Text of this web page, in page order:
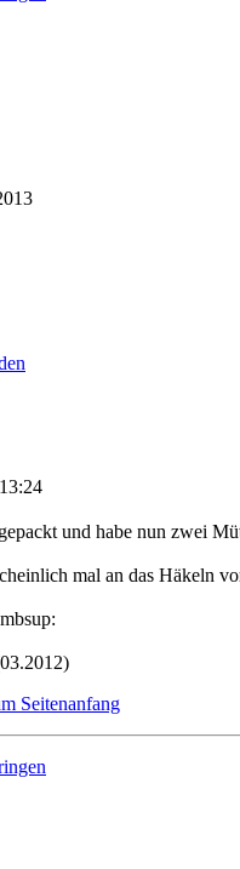
und habe nun zwei
mal an das Häkeln
Seitenanfang